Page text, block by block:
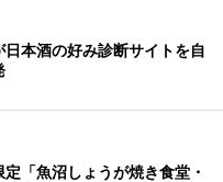
本酒の好み診断サイトを自
「魚沼しょうが焼き食堂・